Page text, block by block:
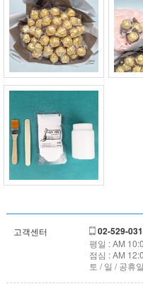
고객센터 02-529-
평일 : AM
점심 : AM
토 / 일 / 공휴